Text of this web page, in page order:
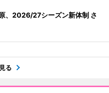
、2026/27シーズン新体制 さ
る